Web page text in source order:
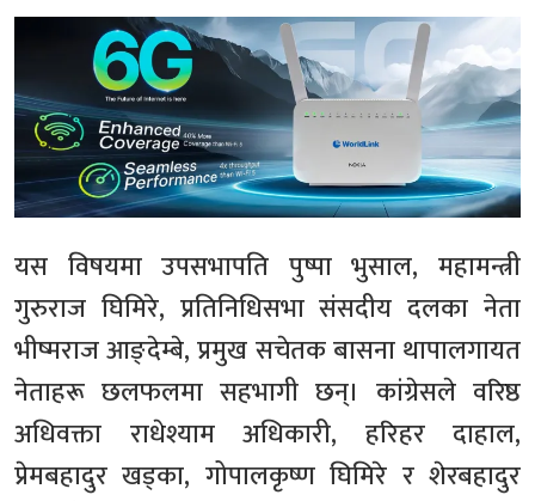
यस विषयमा उपसभापति पुष्पा भुसाल, महामन्त्री
गुरुराज घिमिरे, प्रतिनिधिसभा संसदीय दलका नेता
भीष्मराज आङ्देम्बे, प्रमुख सचेतक बासना थापालगायत
नेताहरू छलफलमा सहभागी छन्। कांग्रेसले वरिष्ठ
अधिवक्ता राधेश्याम अधिकारी, हरिहर दाहाल,
प्रेमबहादुर खड्का, गोपालकृष्ण घिमिरे र शेरबहादुर